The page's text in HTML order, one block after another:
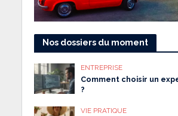
Nos dossiers du moment
ENTREPRISE
Comment choisir un
?
VIE PRATIQUE